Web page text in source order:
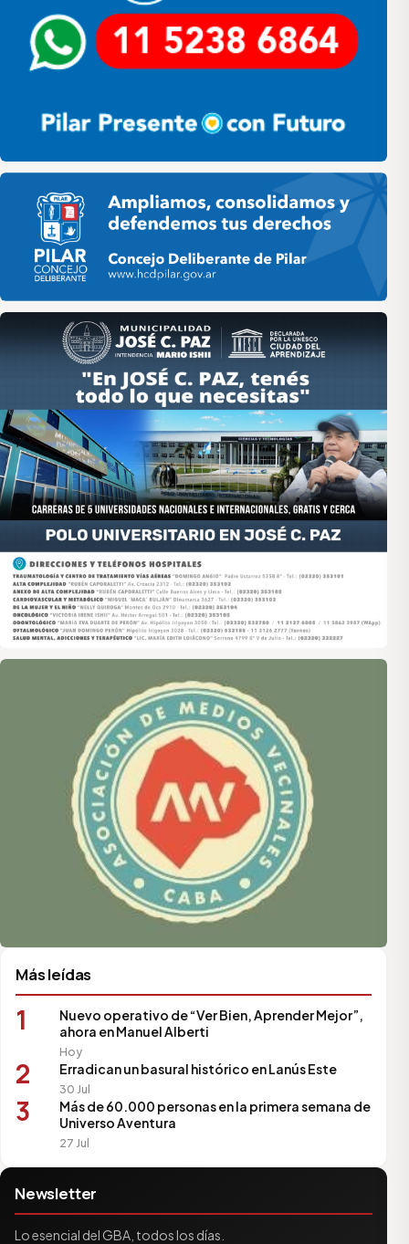
Pilar HCD
Asociación de Medios Vecinales
Más leídas
1
Nuevo operativo de “Ver Bien, Aprender Mejor”,
ahora en Manuel Alberti
Hoy
2 Erradican un basural histórico en Lanús Este
30 Jul
3
Más de 60.000 personas en la primera semana de
Universo Aventura
27 Jul
Newsletter
Lo esencial del GBA, todos los días.